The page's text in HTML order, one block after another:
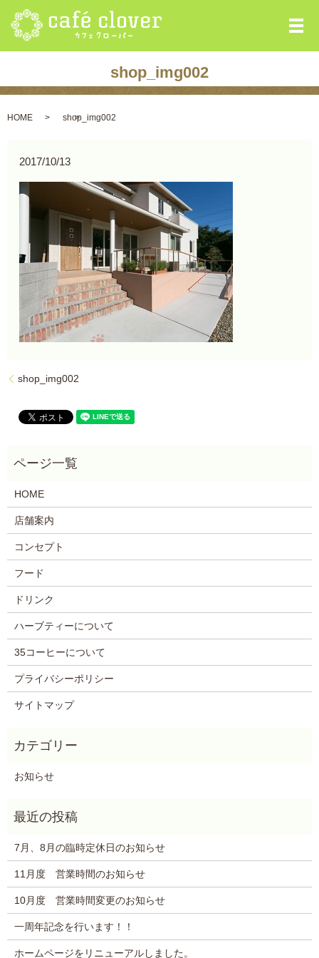
メ
shop_img002
HOME shop_img002
2017/10/13
shop_img002
HOME
店舗案内
コンセプト
フード
ドリンク
ハーブティーについて
35コーヒーについて
プライバシーポリシー
サイトマップ
お知らせ
7月、8月の臨時定休日のお知らせ
11月度 営業時間のお知らせ
10月度 営業時間変更のお知らせ
一周年記念を行います！！
ホームページをリニューアルしました。